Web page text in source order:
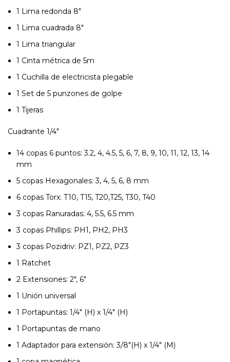
1 Lima redonda 8″
1 Lima cuadrada 8″
1 Lima triangular
1 Cinta métrica de 5m
1 Cuchilla de electricista plegable
1 Set de 5 punzones de golpe
1 Tijeras
Cuadrante 1/4″
14 copas 6 puntos: 3.2, 4, 4.5, 5, 6, 7, 8, 9, 10, 11, 12, 13, 14
mm
5 copas Hexagonales: 3, 4, 5, 6, 8 mm
6 copas Torx: T10, T15, T20,T25, T30, T40
3 copas Ranuradas: 4, 5.5, 6.5 mm
3 copas Phillips: PH1, PH2, PH3
3 copas Pozidriv: PZ1, PZ2, PZ3
1 Ratchet
2 Extensiones: 2″, 6″
1 Unión universal
1 Portapuntas: 1/4″ (H) x 1/4″ (H)
1 Portapuntas de mano
1 Adaptador para extensión: 3/8″(H) x 1/4″ (M)